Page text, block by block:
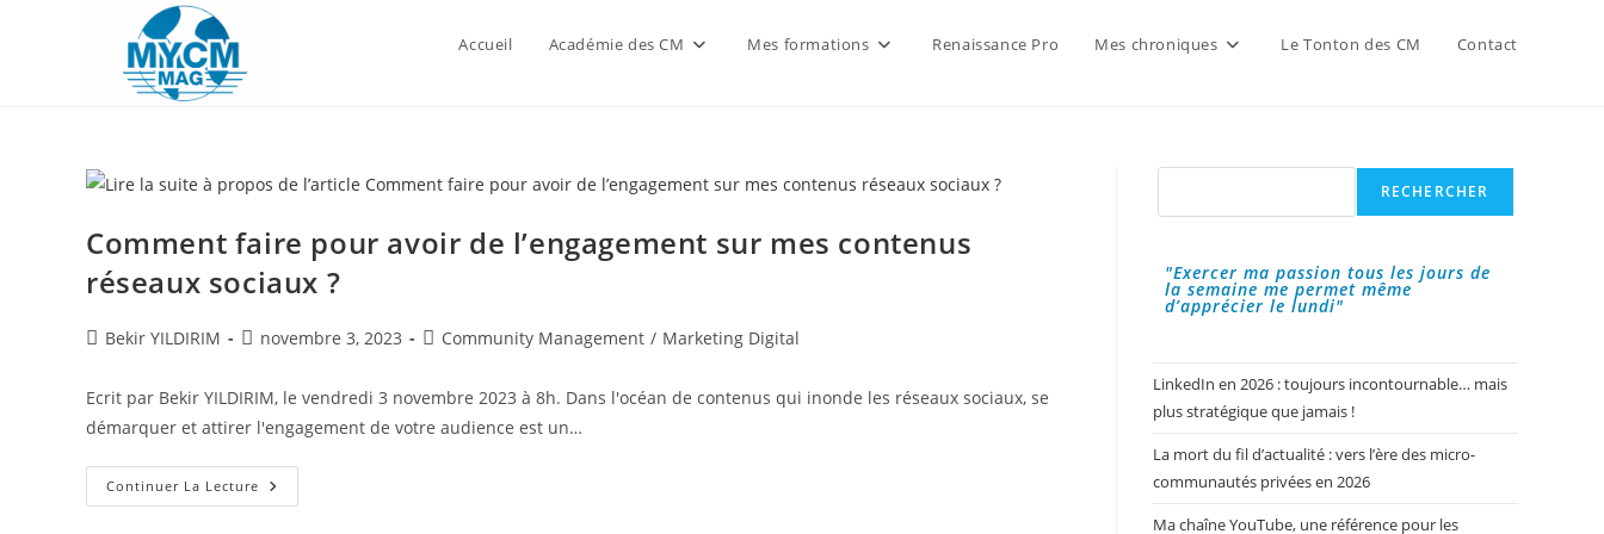
Accueil Académie des CM Mes formations Renaissance Pro Mes chroniques Le Tonton des CM Contact
Comment faire pour avoir de l’engagement sur mes contenus
réseaux sociaux ?
Auteur/autrice
publication :
Bekir YILDIRIM
Publication
novembre 3, 2023
PostCommunity Management / Marketing Digital
Ecrit par Bekir YILDIRIM, le vendredi 3 novembre 2023 à 8h. Dans l'océan de contenus qui inonde les réseaux sociaux, se
démarquer et attirer l'engagement de votre audience est un…
Continuer La Lecture Comment
Faire
Rechercher
RECHERCHER
"Exercer ma passion tous les jours de
la semaine me permet même
d’apprécier le lundi"
LinkedIn en 2026 : toujours incontournable… mais
plus stratégique que jamais !
La mort du fil d’actualité : vers l’ère des micro-
communautés privées en 2026
Ma chaîne YouTube, une référence pour les